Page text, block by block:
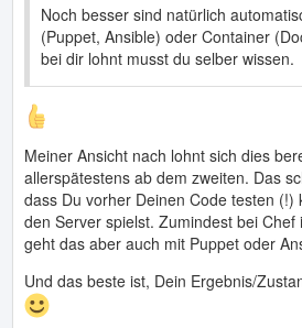
Noch besser sind natürlich
(Puppet, Ansible) oder Container
bei dir lohnt musst du selber wissen.
Meiner Ansicht nach lohnt sich dies
allerspätestens ab dem zweiten. Das
dass Du vorher Deinen Code testen (!)
den Server spielst. Zumindest bei
geht das aber auch mit Puppet oder
Und das beste ist, Dein Ergebnis/